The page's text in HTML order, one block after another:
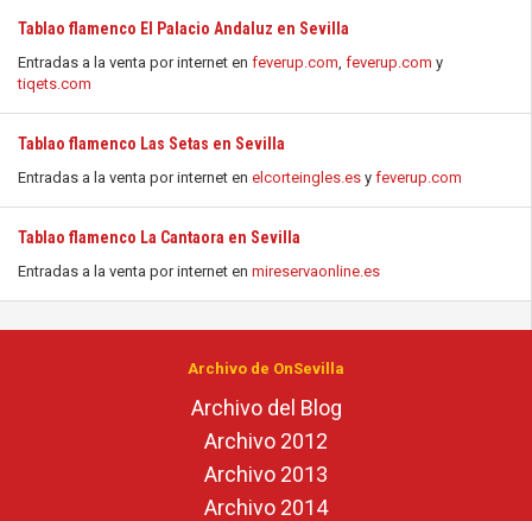
Tablao flamenco El Palacio Andaluz en Sevilla
Entradas a la venta por internet en feverup.com, feverup.com y
tiqets.com
Tablao flamenco Las Setas en Sevilla
Entradas a la venta por internet en elcorteingles.es y feverup.com
Tablao flamenco La Cantaora en Sevilla
Entradas a la venta por internet en mireservaonline.es
Archivo de OnSevilla
Archivo del Blog
Archivo 2012
Archivo 2013
Archivo 2014